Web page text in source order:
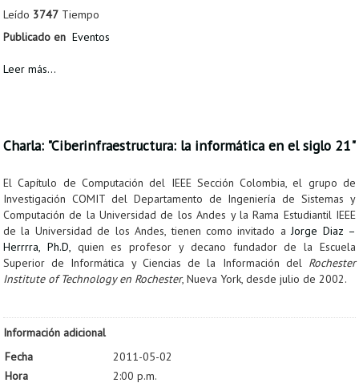
Leído 3747 Tiempo
Publicado en Eventos
Leer más...
Charla: "Ciberinfraestructura: la informática en el siglo 21"
El Capítulo de Computación del IEEE Sección Colombia, el grupo de
Investigación COMIT del Departamento de Ingeniería de Sistemas y
Computación de la Universidad de los Andes y la Rama Estudiantil IEEE
de la Universidad de los Andes, tienen como invitado aJorge Diaz –
Herrrra, Ph.D,quien es profesor y decano fundador de la Escuela
Superior de Informática y Ciencias de la Información del Rochester
Institute of Technology en Rochester, Nueva York, desde julio de 2002.
Información adicional
Fecha
2011-05-02
Hora
2:00 p.m.